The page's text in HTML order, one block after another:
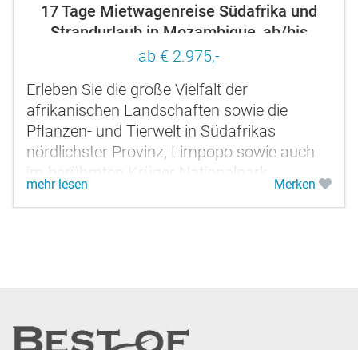
17 Tage Mietwagenreise Südafrika und
Strandurlaub in Mozambique, ab/bis
Johannesburg
ab € 2.975,-
Erleben Sie die große Vielfalt der
afrikanischen Landschaften sowie die
Pflanzen- und Tierwelt in Südafrikas
nördlichster Provinz, Limpopo sowie auch
im berühmten Krüger Nationalpark.
Genießen Sie einen Badeaufenthalt am
tropischen...
mehr lesen Merken